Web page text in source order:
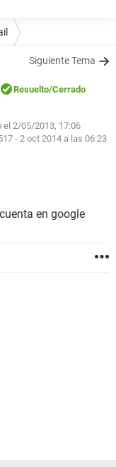
Siguiente Tema
Resuelto/Cerrado
el 2/05/2013, 17:06
- 2 oct 2014 a las 06:23
en google